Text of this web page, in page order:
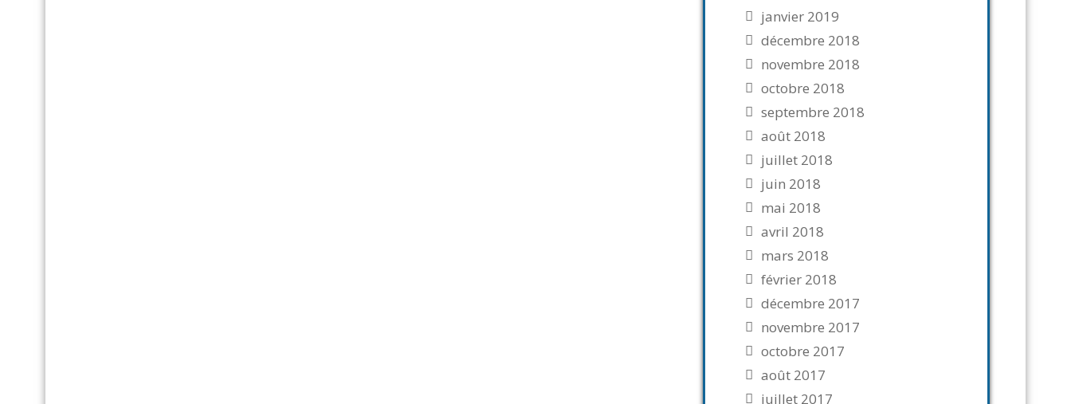
janvier 2019
décembre 2018
novembre 2018
octobre 2018
septembre 2018
août 2018
juillet 2018
juin 2018
mai 2018
avril 2018
mars 2018
février 2018
décembre 2017
novembre 2017
octobre 2017
août 2017
juillet 2017